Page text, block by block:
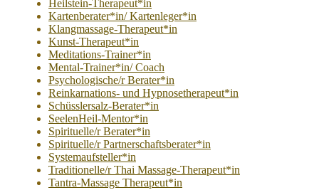
Heilstein-Therapeut*in
Kartenberater*in/ Kartenleger*in
Klangmassage-Therapeut*in
Kunst-Therapeut*in
Meditations-Trainer*in
Mental-Trainer*in/ Coach
Psychologische/r Berater*in
Reinkarnations- und Hypnosetherapeut*in
Schüsslersalz-Berater*in
SeelenHeil-Mentor*in
Spirituelle/r Berater*in
Spirituelle/r Partnerschaftsberater*in
Systemaufsteller*in
Traditionelle/r Thai Massage-Therapeut*in
Tantra-Massage Therapeut*in